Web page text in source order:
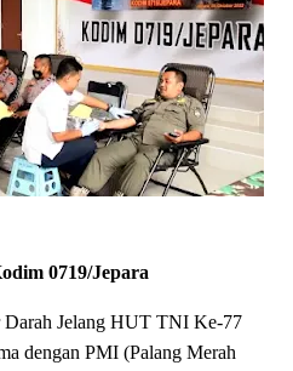
0719/Jepara
Jelang HUT TNI Ke-77
dengan PMI (Palang Merah